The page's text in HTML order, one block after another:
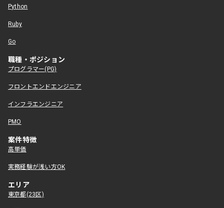
Python
Ruby
Go
職種・ポジション
プログラマー(PG)
フロントエンドエンジニア
インフラエンジニア
PMO
案件特徴
高単価
実務経験が浅い方OK
エリア
東京都(23区)